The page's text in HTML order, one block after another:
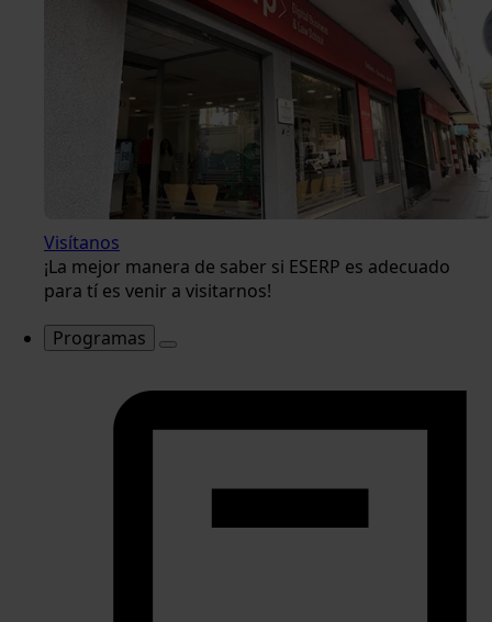
Visítanos
¡La mejor manera de saber si ESERP es adecuado
para tí es venir a visitarnos!
Programas